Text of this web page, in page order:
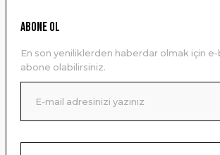
Ürün resmi kalitesiz, bozuk veya
Ürün bilgilerinde hatalar bulunuyor.
Ürün fiyatı diğer sitelerden daha pahalı.
Bu ürüne benzer farklı alternatifler olmalı.
ABONE OL
En son yeniliklerden haberdar olmak için
abone olabilirsiniz.